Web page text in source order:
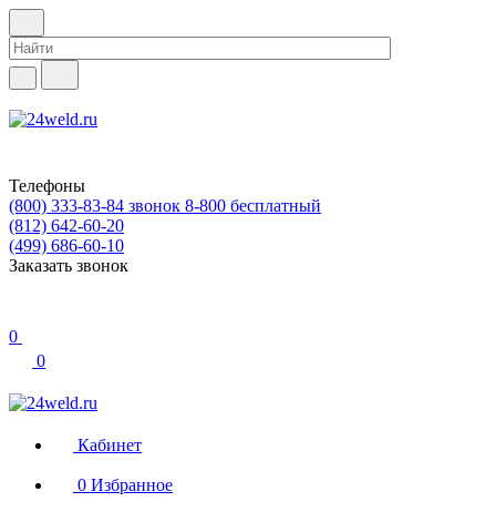
Телефоны
(800) 333-83-84 звонок 8-800 бесплатный
(812) 642-60-20
(499) 686-60-10
Заказать звонок
0
0
Кабинет
0 Избранное